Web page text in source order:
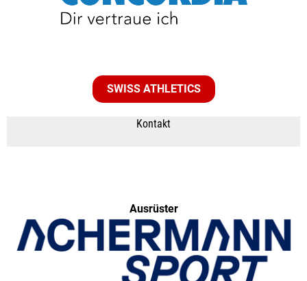
SWISS ATHLETICS
Kontakt
Ausrüster